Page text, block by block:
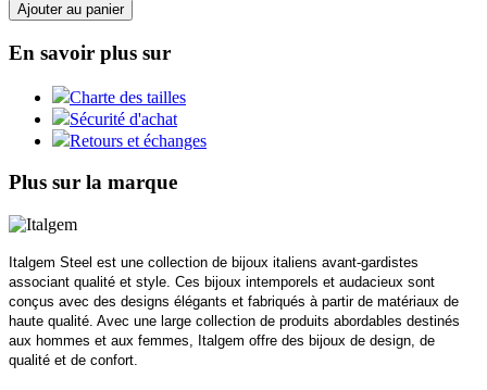
Ajouter au panier
En savoir plus sur
Charte des tailles
Sécurité d'achat
Retours et échanges
Plus sur la marque
Italgem Steel est une collection de bijoux italiens avant-gardistes
associant qualité et style. Ces bijoux intemporels et audacieux sont
conçus avec des designs élégants et fabriqués à partir de matériaux de
haute qualité. Avec une large collection de produits abordables destinés
aux hommes et aux femmes, Italgem offre des bijoux de design, de
qualité et de confort.